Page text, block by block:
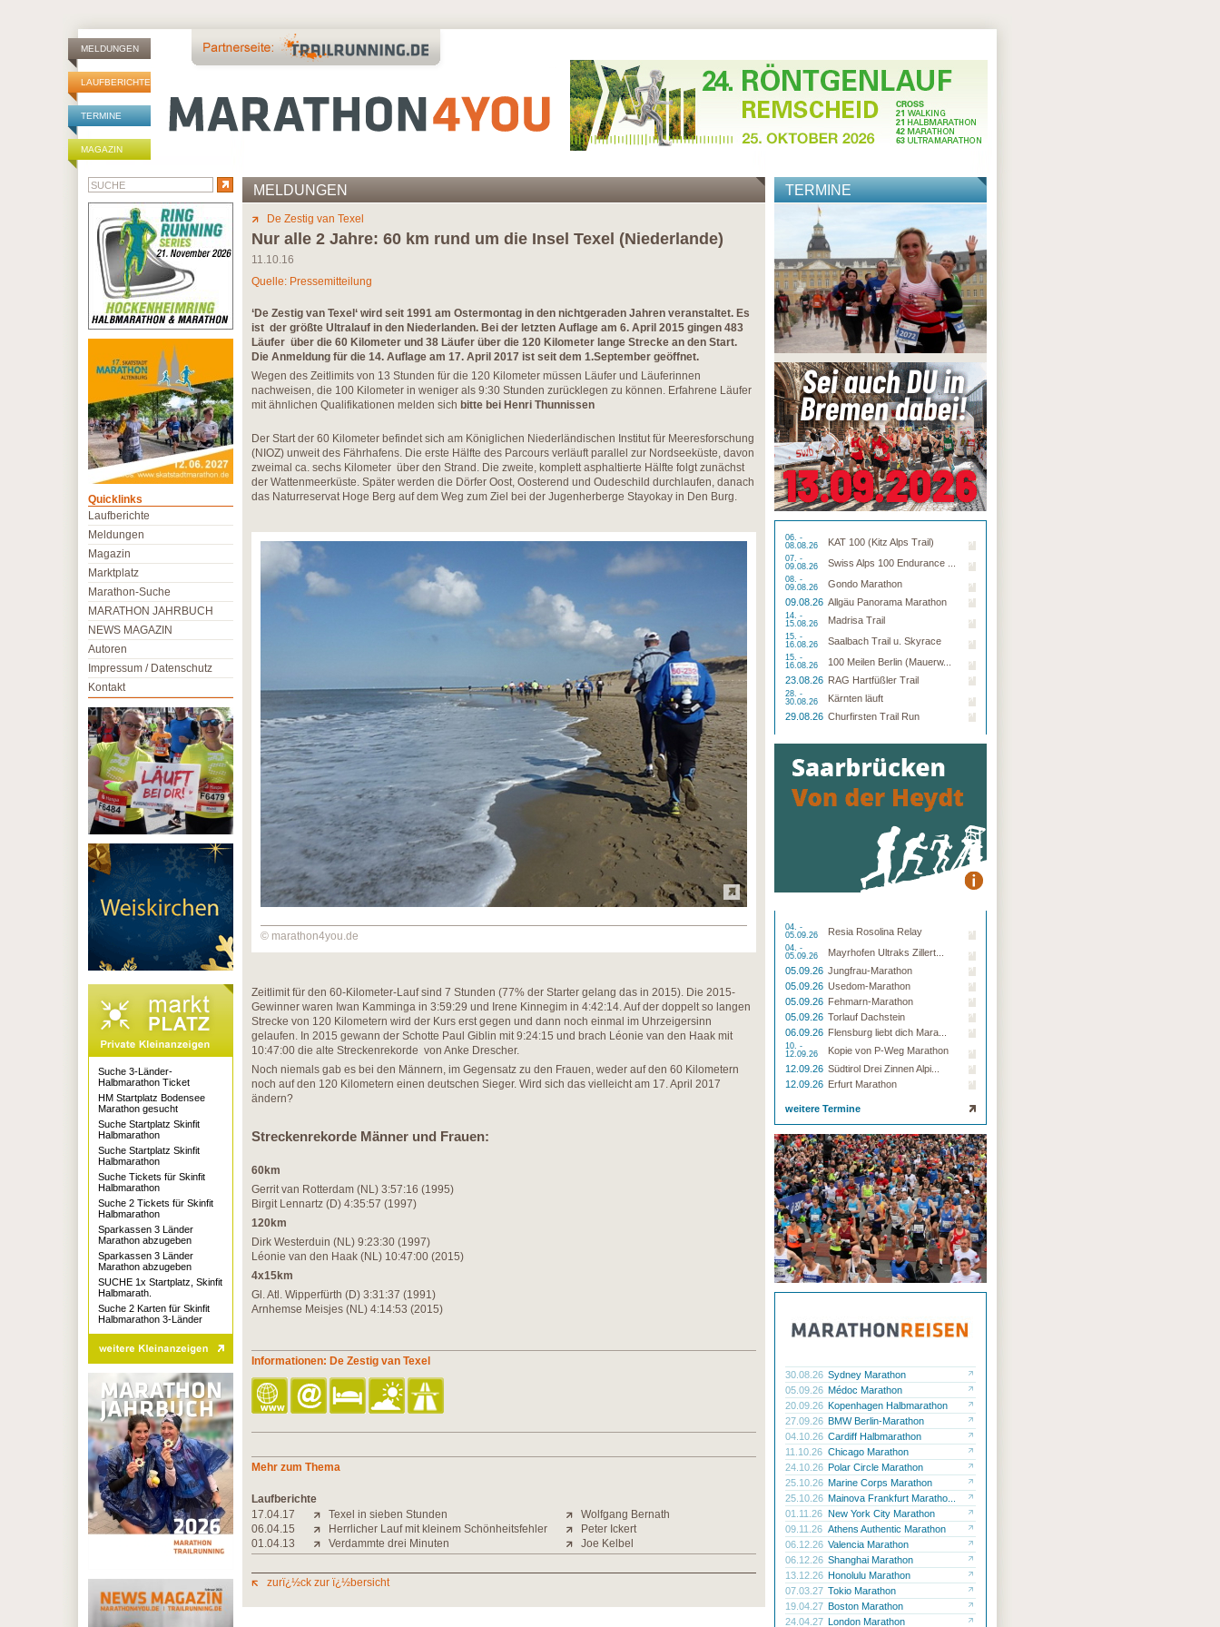
MELDUNGEN
LAUFBERICHTE
TERMINE
MAGAZIN
MELDUNGEN
De Zestig van Texel
Nur alle 2 Jahre: 60 km rund um die Insel Texel (Niederlande)
11.10.16
Quelle: Pressemitteilung
‘De Zestig van Texel‘ wird seit 1991 am Ostermontag in den nichtgeraden Jahren veranstaltet. Es
ist der größte Ultralauf in den Niederlanden. Bei der letzten Auflage am 6. April 2015 gingen 483
Läufer über die 60 Kilometer und 38 Läufer über die 120 Kilometer lange Strecke an den Start.
Die Anmeldung für die 14. Auflage am 17. April 2017 ist seit dem 1.September geöffnet.
Wegen des Zeitlimits von 13 Stunden für die 120 Kilometer müssen Läufer und Läuferinnen
nachweisen, die 100 Kilometer in weniger als 9:30 Stunden zurücklegen zu können. Erfahrene Läufer
mit ähnlichen Qualifikationen melden sich bitte bei Henri Thunnissen
Der Start der 60 Kilometer befindet sich am Königlichen Niederländischen Institut für Meeresforschung
(NIOZ) unweit des Fährhafens. Die erste Hälfte des Parcours verläuft parallel zur Nordseeküste, davon
zweimal ca. sechs Kilometer über den Strand. Die zweite, komplett asphaltierte Hälfte folgt zunächst
der Wattenmeerküste. Später werden die Dörfer Oost, Oosterend und Oudeschild durchlaufen, danach
das Naturreservat Hoge Berg auf dem Weg zum Ziel bei der Jugenherberge Stayokay in Den Burg.
© marathon4you.de
Zeitlimit für den 60-Kilometer-Lauf sind 7 Stunden (77% der Starter gelang das in 2015). Die 2015-
Gewinner waren Iwan Kamminga in 3:59:29 und Irene Kinnegim in 4:42:14. Auf der doppelt so langen
Strecke von 120 Kilometern wird der Kurs erst gegen und dann noch einmal im Uhrzeigersinn
gelaufen. In 2015 gewann der Schotte Paul Giblin mit 9:24:15 und brach Léonie van den Haak mit
10:47:00 die alte Streckenrekorde von Anke Drescher.
Noch niemals gab es bei den Männern, im Gegensatz zu den Frauen, weder auf den 60 Kilometern
noch auf den 120 Kilometern einen deutschen Sieger. Wird sich das vielleicht am 17. April 2017
ändern?
Streckenrekorde Männer und Frauen:
60km
Gerrit van Rotterdam (NL) 3:57:16 (1995)
Birgit Lennartz (D) 4:35:57 (1997)
120km
Dirk Westerduin (NL) 9:23:30 (1997)
Léonie van den Haak (NL) 10:47:00 (2015)
4x15km
Gl. Atl. Wipperfürth (D) 3:31:37 (1991)
Arnhemse Meisjes (NL) 4:14:53 (2015)
Informationen: De Zestig van Texel
Mehr zum Thema
Laufberichte
17.04.17
Texel in sieben Stunden
Wolfgang Bernath
06.04.15
Herrlicher Lauf mit kleinem Schönheitsfehler
Peter Ickert
01.04.13
Verdammte drei Minuten Joe Kelbel
zurï¿½ck zur ï¿½bersicht
TERMINE
06. -
08.08.26
KAT 100 (Kitz Alps Trail)
07. -
09.08.26
Swiss Alps 100 Endurance ...
08. -
09.08.26
Gondo Marathon
09.08.26 Allgäu Panorama Marathon
14. -
15.08.26
Madrisa Trail
15. -
16.08.26
Saalbach Trail u. Skyrace
15. -
16.08.26
100 Meilen Berlin (Mauerw...
23.08.26 RAG Hartfüßler Trail
28. -
30.08.26
Kärnten läuft
29.08.26 Churfirsten Trail Run
04. -
05.09.26
Resia Rosolina Relay
04. -
05.09.26
Mayrhofen Ultraks Zillert...
05.09.26 Jungfrau-Marathon
05.09.26 Usedom-Marathon
05.09.26 Fehmarn-Marathon
05.09.26 Torlauf Dachstein
06.09.26 Flensburg liebt dich Mara...
10. -
12.09.26
Kopie von P-Weg Marathon
12.09.26 Südtirol Drei Zinnen Alpi...
12.09.26 Erfurt Marathon
weitere Termine
30.08.26 Sydney Marathon
05.09.26 Médoc Marathon
20.09.26 Kopenhagen Halbmarathon
27.09.26 BMW Berlin-Marathon
04.10.26 Cardiff Halbmarathon
11.10.26 Chicago Marathon
24.10.26 Polar Circle Marathon
25.10.26 Marine Corps Marathon
25.10.26 Mainova Frankfurt Maratho...
01.11.26 New York City Marathon
09.11.26 Athens Authentic Marathon
06.12.26 Valencia Marathon
06.12.26 Shanghai Marathon
13.12.26 Honolulu Marathon
07.03.27 Tokio Marathon
19.04.27 Boston Marathon
24.04.27 London Marathon
Quicklinks
Laufberichte
Meldungen
Magazin
Marktplatz
Marathon-Suche
MARATHON JAHRBUCH
NEWS MAGAZIN
Autoren
Impressum / Datenschutz
Kontakt
Suche 3-Länder-
Halbmarathon Ticket
HM Startplatz Bodensee
Marathon gesucht
Suche Startplatz Skinfit
Halbmarathon
Suche Startplatz Skinfit
Halbmarathon
Suche Tickets für Skinfit
Halbmarathon
Suche 2 Tickets für Skinfit
Halbmarathon
Sparkassen 3 Länder
Marathon abzugeben
Sparkassen 3 Länder
Marathon abzugeben
SUCHE 1x Startplatz, Skinfit
Halbmarath.
Suche 2 Karten für Skinfit
Halbmarathon 3-Länder